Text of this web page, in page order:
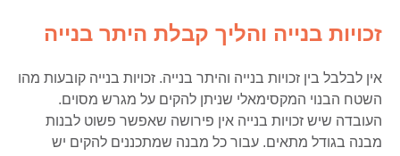
זכויות בנייה והליך קבלת היתר בנייה
אין לבלבל בין זכויות בנייה והיתר בנייה. זכויות בנייה קובעות מהו
השטח הבנוי המקסימאלי שניתן להקים על מגרש מסוים.
העובדה שיש זכויות בנייה אין פירושה שאפשר פשוט לבנות
מבנה בגודל מתאים. עבור כל מבנה שמתכננים להקים יש